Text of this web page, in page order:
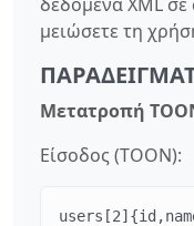
μειώσετε τη
Μετατροπή
Είσοδος (TOON):